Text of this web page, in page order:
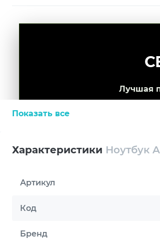
Лучшая
Показать все
Характеристики Ноутбук
Артикул
Код
Бренд